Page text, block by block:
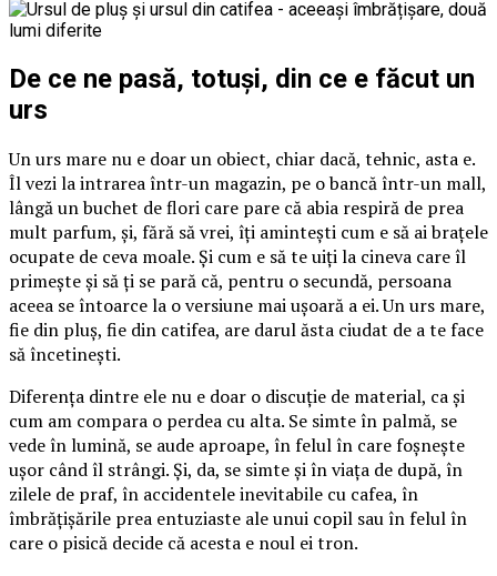
De ce ne pasă, totuși, din ce e făcut un
urs
Un urs mare nu e doar un obiect, chiar dacă, tehnic, asta e.
Îl vezi la intrarea într-un magazin, pe o bancă într-un mall,
lângă un buchet de flori care pare că abia respiră de prea
mult parfum, și, fără să vrei, îți amintești cum e să ai brațele
ocupate de ceva moale. Și cum e să te uiți la cineva care îl
primește și să ți se pară că, pentru o secundă, persoana
aceea se întoarce la o versiune mai ușoară a ei. Un urs mare,
fie din pluș, fie din catifea, are darul ăsta ciudat de a te face
să încetinești.
Diferența dintre ele nu e doar o discuție de material, ca și
cum am compara o perdea cu alta. Se simte în palmă, se
vede în lumină, se aude aproape, în felul în care foșnește
ușor când îl strângi. Și, da, se simte și în viața de după, în
zilele de praf, în accidentele inevitabile cu cafea, în
îmbrățișările prea entuziaste ale unui copil sau în felul în
care o pisică decide că acesta e noul ei tron.